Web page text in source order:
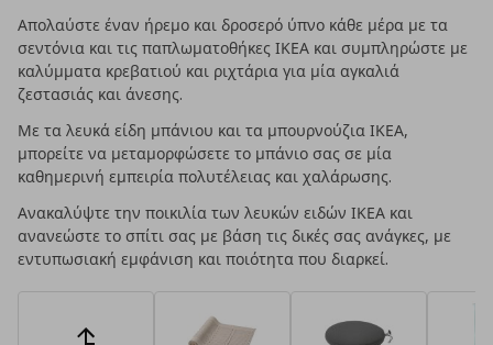
Απολαύστε έναν ήρεμο και δροσερό ύπνο κάθε μέρα με τα
σεντόνια και τις παπλωματοθήκες ΙΚΕΑ και συμπληρώστε με
καλύμματα κρεβατιού και ριχτάρια για μία αγκαλιά
ζεστασιάς και άνεσης.
Με τα λευκά είδη μπάνιου και τα μπουρνούζια ΙΚΕΑ,
μπορείτε να μεταμορφώσετε το μπάνιο σας σε μία
καθημερινή εμπειρία πολυτέλειας και χαλάρωσης.
Ανακαλύψτε την ποικιλία των λευκών ειδών ΙΚΕΑ και
ανανεώστε το σπίτι σας με βάση τις δικές σας ανάγκες, με
εντυπωσιακή εμφάνιση και ποιότητα που διαρκεί.